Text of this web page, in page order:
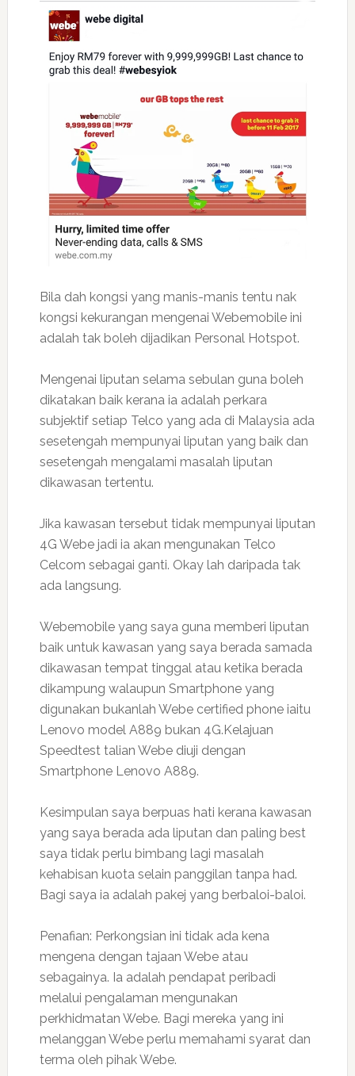
Bila dah kongsi yang manis-manis tentu nak
kongsi kekurangan mengenai Webemobile ini
adalah tak boleh dijadikan Personal Hotspot.
Mengenai liputan selama sebulan guna boleh
dikatakan baik kerana ia adalah perkara
subjektif setiap Telco yang ada di Malaysia ada
sesetengah mempunyai liputan yang baik dan
sesetengah mengalami masalah liputan
dikawasan tertentu.
Jika kawasan tersebut tidak mempunyai liputan
4G Webe jadi ia akan mengunakan Telco
Celcom sebagai ganti. Okay lah daripada tak
ada langsung.
Webemobile yang saya guna memberi liputan
baik untuk kawasan yang saya berada samada
dikawasan tempat tinggal atau ketika berada
dikampung walaupun Smartphone yang
digunakan bukanlah Webe certified phone iaitu
Lenovo model A889 bukan 4G.Kelajuan
Speedtest talian Webe diuji dengan
Smartphone Lenovo A889.
Kesimpulan saya berpuas hati kerana kawasan
yang saya berada ada liputan dan paling best
saya tidak perlu bimbang lagi masalah
kehabisan kuota selain panggilan tanpa had.
Bagi saya ia adalah pakej yang berbaloi-baloi.
Penafian: Perkongsian ini tidak ada kena
mengena dengan tajaan Webe atau
sebagainya. Ia adalah pendapat peribadi
melalui pengalaman mengunakan
perkhidmatan Webe. Bagi mereka yang ini
melanggan Webe perlu memahami syarat dan
terma oleh pihak Webe.